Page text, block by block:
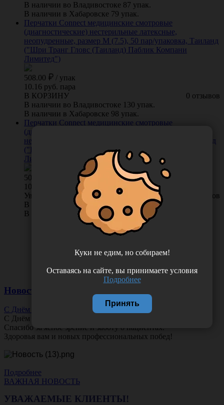
В наличии во Владивостоке 87 упак.
В наличии в Хабаровске 79 упак.
Перчатки Connect медицинские смотровые
(диагностические) нестерильные латексные,
неопудренные, размер M (7.5), 50 пар/упаковка, Таиланд
("Шри Транг Гловс (Таиланд) Паблик Компани
Лимитед")
508.00 / упак
10.16 руб. пара
0 отзывов
В КОРЗИНУ
В наличии во Владивостоке 130 упак.
В наличии в Хабаровске 98 упак.
Перчатки Connect медицинские смотровые
(диагностические) нестерильные латексные,
неопудренные, размер L (8.5), 50 пар/упаковка, Таиланд
("Шри Транг Гловс (Таиланд) Паблик Компани
Лимитед")
508.00
10.16 руб. пара
0 отзывов
Уведомить о поступлении
В наличии во Владивостоке 0 упак.
В наличии в Хабаровске 49 упак.
Новости
С Днём Офтальмолога!
С Днём
Спасибо за ясное зрение и заботу о пациентах.
Здоровья вам и новых профессиональных побед!
Подробнее
ВАЖНАЯ НОВОСТЬ
УВАЖАЕМЫЕ КЛИЕНТЫ!
Куки не едим, но собираем!
Оставаясь на сайте, вы принимаете условия
Подробнее
Принять